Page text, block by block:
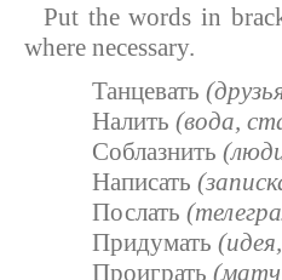
Put the words in
where necessary.
Танцевать
Налить (вода,
Соблазнить
Написать
Послать
Придумать
Проиграть